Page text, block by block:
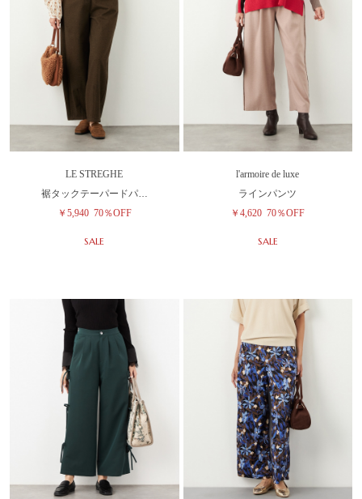
LE STREGHE
裾タックテーパードパ…
￥5,940 70％OFF
SALE
l'armoire de luxe
ラインパンツ
￥4,620 70％OFF
SALE